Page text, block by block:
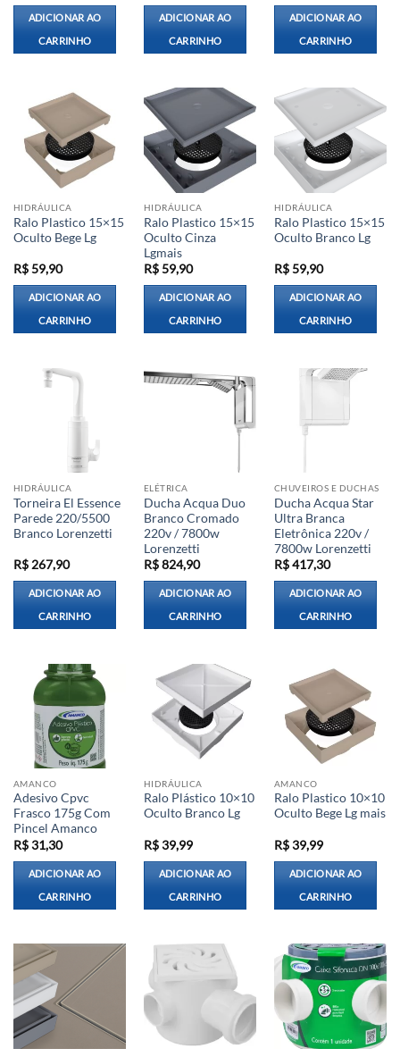
ADICIONAR AO
CARRINHO
ADICIONAR AO
CARRINHO
ADICIONAR AO
CARRINHO
HIDRÁULICA
Ralo Plastico 15×15
Oculto Bege Lg
R$59,90
ADICIONAR AO
CARRINHO
HIDRÁULICA
Ralo Plastico 15×15
Oculto Cinza
Lgmais
R$59,90
ADICIONAR AO
CARRINHO
HIDRÁULICA
Ralo Plastico 15×15
Oculto Branco Lg
R$59,90
ADICIONAR AO
CARRINHO
HIDRÁULICA
Torneira El Essence
Parede 220/5500
Branco Lorenzetti
R$267,90
ADICIONAR AO
CARRINHO
ELÉTRICA
Ducha Acqua Duo
Branco Cromado
220v / 7800w
Lorenzetti
R$824,90
ADICIONAR AO
CARRINHO
CHUVEIROS E DUCHAS
Ducha Acqua Star
Ultra Branca
Eletrônica 220v /
7800w Lorenzetti
R$417,30
ADICIONAR AO
CARRINHO
AMANCO
Adesivo Cpvc
Frasco 175g Com
Pincel Amanco
R$31,30
ADICIONAR AO
CARRINHO
HIDRÁULICA
Ralo Plástico 10×10
Oculto Branco Lg
R$39,99
ADICIONAR AO
CARRINHO
AMANCO
Ralo Plastico 10×10
Oculto Bege Lg mais
R$39,99
ADICIONAR AO
CARRINHO